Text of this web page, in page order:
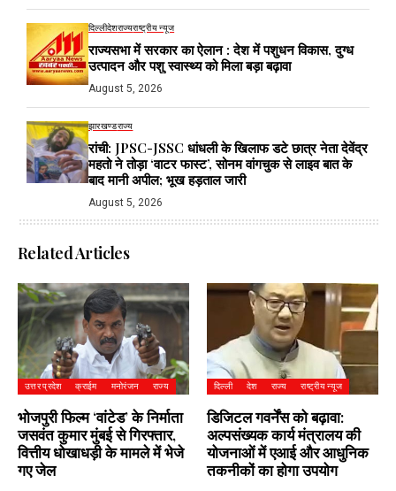
दिल्लीदेशराज्यराष्ट्रीय न्यूज
राज्यसभा में सरकार का ऐलान : देश में पशुधन विकास, दुग्ध
उत्पादन और पशु स्वास्थ्य को मिला बड़ा बढ़ावा
August 5, 2026
झारखण्डराज्य
रांची: JPSC-JSSC धांधली के खिलाफ डटे छात्र नेता देवेंद्र
महतो ने तोड़ा ‘वाटर फास्ट’, सोनम वांगचुक से लाइव बात के
बाद मानी अपील; भूख हड़ताल जारी
August 5, 2026
Related Articles
उत्तर प्रदेश क्राईम मनोरंजन राज्य
भोजपुरी फिल्म ‘वांटेड’ के निर्माता
जसवंत कुमार मुंबई से गिरफ्तार,
वित्तीय धोखाधड़ी के मामले में भेजे
गए जेल
दिल्ली देश राज्य राष्ट्रीय न्यूज
डिजिटल गवर्नेंस को बढ़ावा:
अल्पसंख्यक कार्य मंत्रालय की
योजनाओं में एआई और आधुनिक
तकनीकों का होगा उपयोग